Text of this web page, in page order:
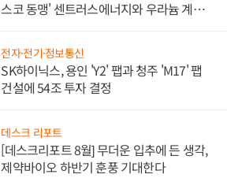
스코 동맹' 센트러스에너지와 우라늄 계약
전자·전기·정보통신
SK하이닉스, 용인 'Y2' 팹과 청주 'M17' 팹
건설에 54조 투자 결정
데스크 리포트
[데스크리포트 8월] 무더운 입추에 든 생각,
제약바이오 하반기 훈풍 기대한다